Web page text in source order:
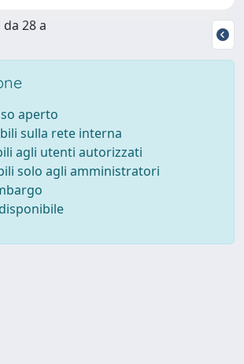
28 a
aperto
sulla rete interna
agli utenti autorizzati
solo agli amministratori